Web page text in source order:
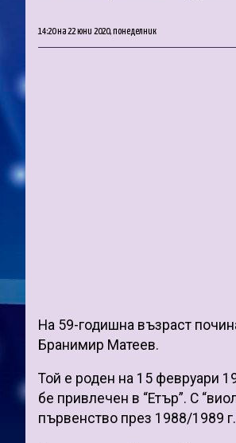
14:20 на 22 юни 2020, понеделник
На 59-годишна възраст
Бранимир Матеев.
Той е роден на 15 февруари
бе привлечен в “Етър”. С
първенство през 1988/1989